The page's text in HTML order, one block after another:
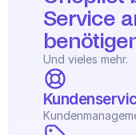
Service
Und vieles mehr.